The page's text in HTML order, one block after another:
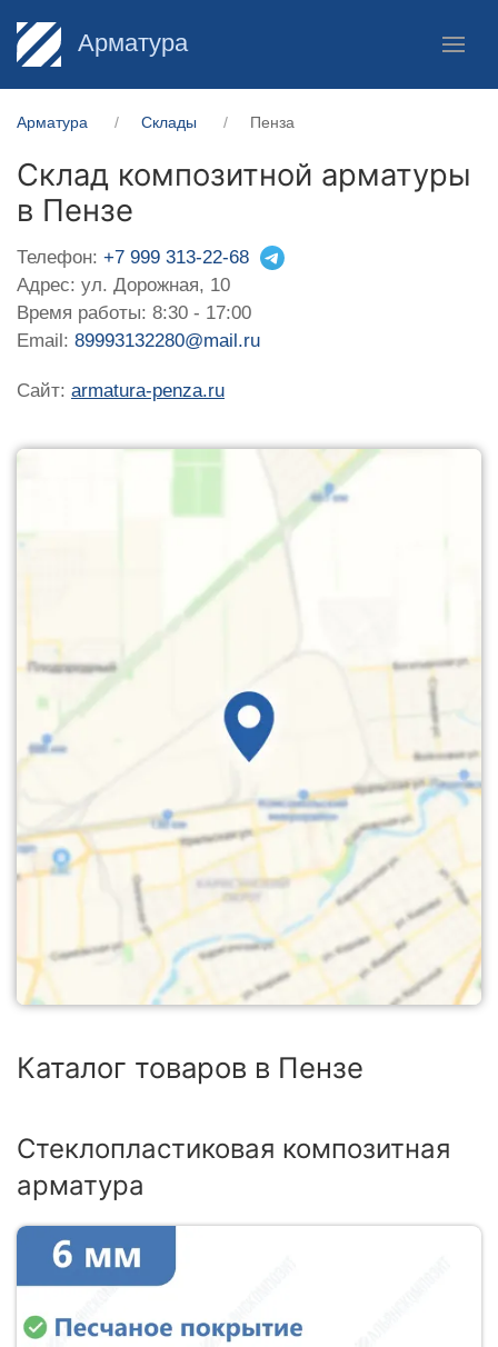
Арматура
Арматура Склады Пенза
Склад композитной арматуры
в Пензе
Телефон: +7 999 313-22-68
Адрес: ул. Дорожная, 10
Время работы: 8:30 - 17:00
Email: 89993132280@mail.ru
Сайт: armatura-penza.ru
Каталог товаров в Пензе
Стеклопластиковая композитная
арматура